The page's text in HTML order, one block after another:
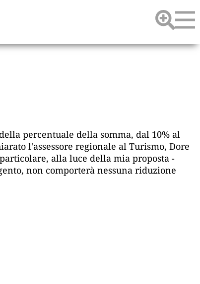
percentuale della somma, dal 10% al
l'assessore regionale al Turismo, Dore
alla luce della mia proposta -
non comporterà nessuna riduzione